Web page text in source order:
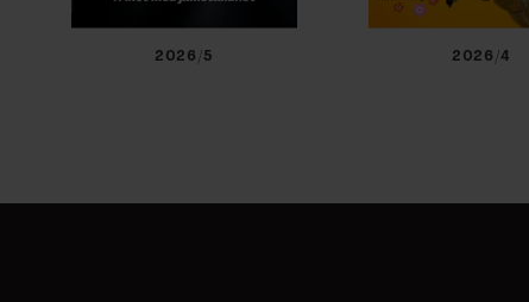
2026/5 2026/4